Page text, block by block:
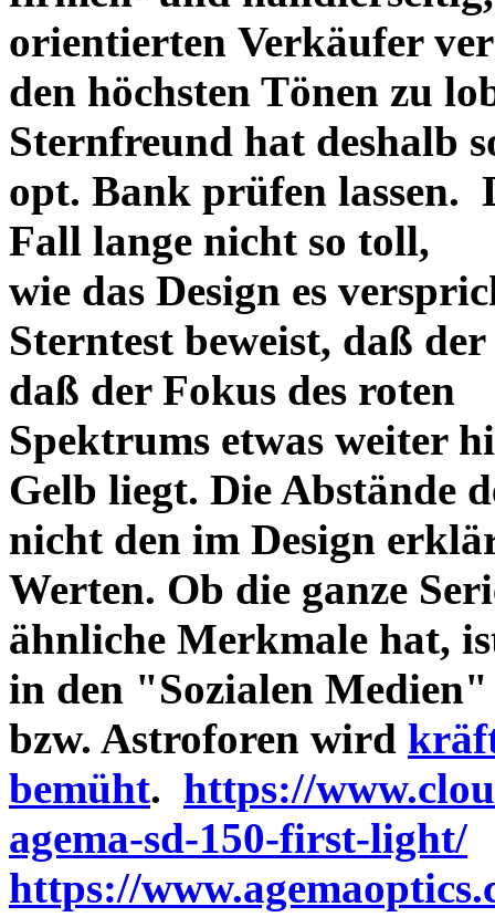
orientierten Verkäufer
den höchsten Tönen zu
Sternfreund hat deshalb
opt. Bank prüfen lassen.
Fall lange nicht so toll,
wie das Design es
Sterntest beweist, daß
daß der Fokus des roten
Spektrums etwas weiter
Gelb liegt. Die Abstände
nicht den im Design
Werten. Ob die ganze
ähnliche Merkmale hat,
in den "Sozialen Medien"
bzw. Astroforen wird
bemüht. https://
agema-sd-150-first-light/
https://